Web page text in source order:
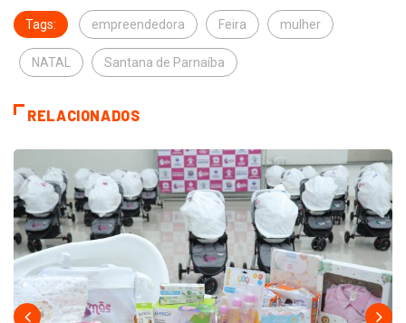
Tags: empreendedora Feira mulher
NATAL Santana de Parnaíba
RELACIONADOS